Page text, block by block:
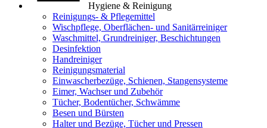
Hygiene & Reinigung
Reinigungs- & Pflegemittel
Wischpflege, Oberflächen- und Sanitärreiniger
Waschmittel, Grundreiniger, Beschichtungen
Desinfektion
Handreiniger
Reinigungsmaterial
Einwascherbezüge, Schienen, Stangensysteme
Eimer, Wachser und Zubehör
Tücher, Bodentücher, Schwämme
Besen und Bürsten
Halter und Bezüge, Tücher und Pressen